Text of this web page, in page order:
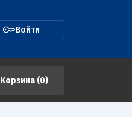
Войти
Корзина (0)